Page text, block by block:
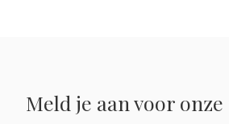
Meld je aan voor